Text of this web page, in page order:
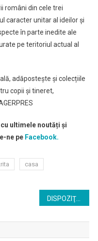
români din cele trei
caracter unitar al ideilor și
în parte inedite ale
pe teritoriul actual al
adăpostește și colecțiile
copii și tineret,
ultimele noutăți și
ne peFacebook.
casa